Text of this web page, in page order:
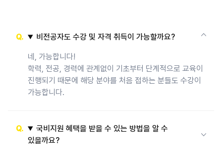
비전공자도 수강 및 자격 취득이 가능할까요?
네, 가능합니다!
학력, 전공, 경력에 관계없이 기초부터 단계적으로 교육이
진행되기 때문에 해당 분야를 처음 접하는 분들도 수강이
가능합니다.
국비지원 혜택을 받을 수 있는 방법을 알 수
있을까요?